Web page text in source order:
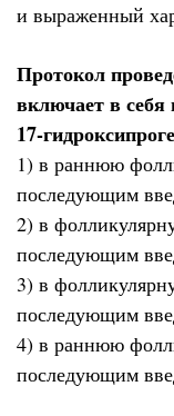
и выраженный
Протокол
включает в себя
17-
1) в раннюю
последующим
2) в
последующим
3) в
последующим
4) в раннюю
последующим